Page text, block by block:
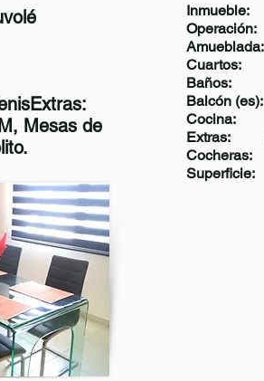
Mesas de
Inmueble:
Extras: